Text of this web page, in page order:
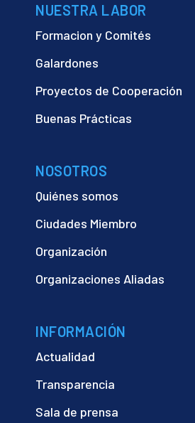
NUESTRA LABOR
Formacion y Comités
Galardones
Proyectos de Cooperación
Buenas Prácticas
NOSOTROS
Quiénes somos
Ciudades Miembro
Organización
Organizaciones Aliadas
INFORMACIÓN
Actualidad
Transparencia
Sala de prensa